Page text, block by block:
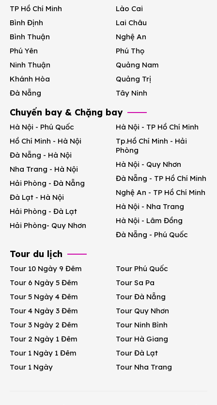
TP Hồ Chí Minh
Bình Định
Bình Thuận
Phú Yên
Ninh Thuận
Khánh Hòa
Đà Nẵng
Lào Cai
Lai Châu
Nghệ An
Phú Thọ
Quảng Nam
Quảng Trị
Tây Ninh
Chuyến bay & Chặng bay
Hà Nội - Phú Quốc
Hồ Chí Minh - Hà Nội
Đà Nẵng - Hà Nội
Nha Trang - Hà Nội
Hải Phòng - Đà Nẵng
Đà Lạt - Hà Nội
Hải Phòng - Đà Lạt
Hải Phòng- Quy Nhơn
Hà Nội - TP Hồ Chí Minh
Tp.Hồ Chí Minh - Hải
Phòng
Hà Nội - Quy Nhơn
Đà Nẵng - TP Hồ Chí Minh
Nghệ An - TP Hồ Chí Minh
Hà Nội - Nha Trang
Hà Nội - Lâm Đồng
Đà Nẵng - Phú Quốc
Tour du lịch
Tour 10 Ngày 9 Đêm
Tour 6 Ngày 5 Đêm
Tour 5 Ngày 4 Đêm
Tour 4 Ngày 3 Đêm
Tour 3 Ngày 2 Đêm
Tour 2 Ngày 1 Đêm
Tour 1 Ngày 1 Đêm
Tour 1 Ngày
Tour Phú Quốc
Tour Sa Pa
Tour Đà Nẵng
Tour Quy Nhơn
Tour Ninh Bình
Tour Hà Giang
Tour Đà Lạt
Tour Nha Trang